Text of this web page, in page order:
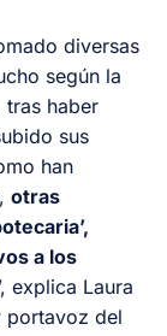
diversas
según la
tras haber
sus
han
otras
a los
explica Laura
portavoz del